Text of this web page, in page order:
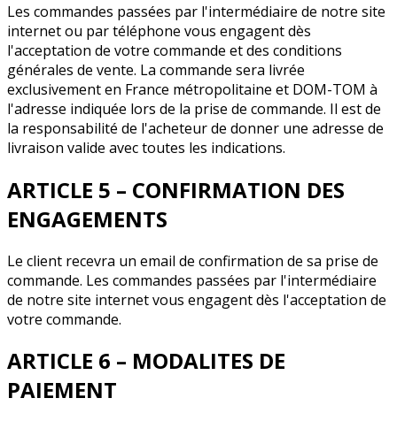
Les commandes passées par l'intermédiaire de notre site
internet ou par téléphone vous engagent dès
l'acceptation de votre commande et des conditions
générales de vente. La commande sera livrée
exclusivement en France métropolitaine et DOM-TOM à
l'adresse indiquée lors de la prise de commande. Il est de
la responsabilité de l'acheteur de donner une adresse de
livraison valide avec toutes les indications.
ARTICLE 5 – CONFIRMATION DES
ENGAGEMENTS
Le client recevra un email de confirmation de sa prise de
commande. Les commandes passées par l'intermédiaire
de notre site internet vous engagent dès l'acceptation de
votre commande.
ARTICLE 6 – MODALITES DE
PAIEMENT